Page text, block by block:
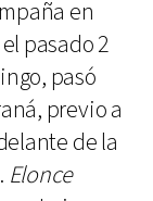
en
pasado 2
pasó
previo a
de la
Elonce